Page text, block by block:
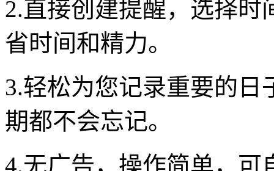
2.直接创建提醒，选择
省时间和精力。
3.轻松为您记录重要的
期都不会忘记。
4.无广告，操作简单，可